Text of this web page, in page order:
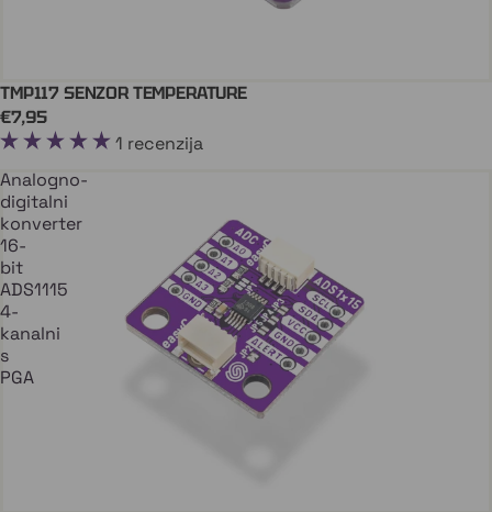
Stiže uskoro
TMP117 SENZOR TEMPERATURE
€7,95
1 recenzija
Analogno-
digitalni
konverter
16-
bit
ADS1115
4-
kanalni
s
PGA